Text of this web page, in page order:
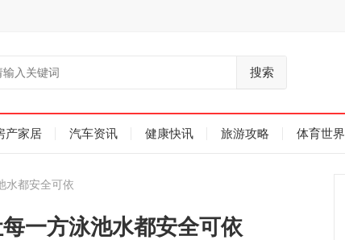
搜索
产家居 汽车资讯 健康快讯 旅游攻略 体育世界
水都安全可依
一方泳池水都安全可依